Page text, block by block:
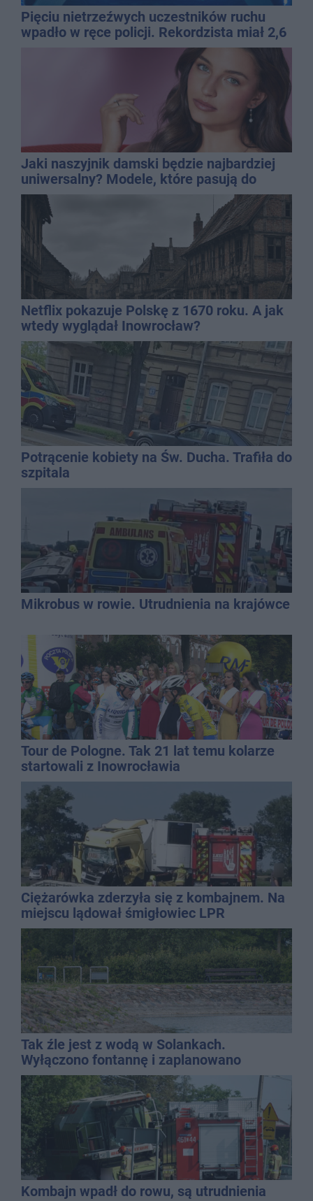
Pięciu nietrzeźwych uczestników ruchu
wpadło w ręce policji. Rekordzista miał 2,6
Jaki naszyjnik damski będzie najbardziej
uniwersalny? Modele, które pasują do
wielu stylizacji
Netflix pokazuje Polskę z 1670 roku. A jak
wtedy wyglądał Inowrocław?
Potrącenie kobiety na Św. Ducha. Trafiła do
szpitala
Mikrobus w rowie. Utrudnienia na krajówce
Tour de Pologne. Tak 21 lat temu kolarze
startowali z Inowrocławia
Ciężarówka zderzyła się z kombajnem. Na
miejscu lądował śmigłowiec LPR
Tak źle jest z wodą w Solankach.
Wyłączono fontannę i zaplanowano
dolewkę
Kombajn wpadł do rowu, są utrudnienia